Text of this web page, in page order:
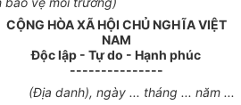
CỘNG HÒA XÃ HỘI CHỦ NGHĨA VIỆT
NAM
Độc lập - Tự do - Hạnh phúc
---------------
(Địa danh), ngày ... tháng ... năm ...